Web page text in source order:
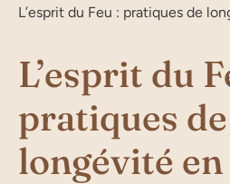
L’esprit du Feu : pratiques de
L’esprit du
pratiques de
longévité en